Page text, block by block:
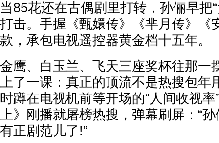
当85花还在古偶剧里打转，孙俪早把
打击。手握《甄嬛传》《芈月传》《
款，承包电视遥控器黄金档十五年。
金鹰、白玉兰、飞天三座奖杯往那一
上了一课：真正的顶流不是热搜包年
时蹲在电视机前等开场的“人间收视
上》刚播就屠榜热搜，弹幕刷屏：“
有正剧范儿了!”